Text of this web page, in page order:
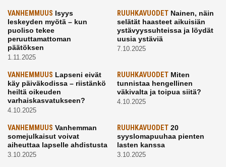
VANHEMMUUS Isyys
leskeyden myötä – kun
puoliso tekee
peruuttamattoman
päätöksen
1.11.2025
RUUHKAVUODETNainen, näin
selätät haasteet aikuisiän
ystävyyssuhteissa ja löydät
uusia ystäviä
7.10.2025
VANHEMMUUS Lapseni eivät
käy päiväkodissa – riistänkö
heiltä oikeuden
varhaiskasvatukseen?
4.10.2025
RUUHKAVUODETMiten
tunnistaa hengellinen
väkivalta ja toipua siitä?
4.10.2025
VANHEMMUUS Vanhemman
somejulkaisut voivat
aiheuttaa lapselle ahdistusta
3.10.2025
RUUHKAVUODET20
syyslomapuuhaa pienten
lasten kanssa
3.10.2025